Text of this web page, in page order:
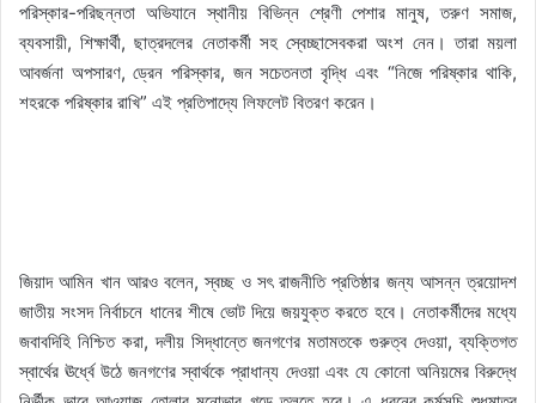
পরিস্কার-পরিছন্নতা অভিযানে স্থানীয় বিভিন্ন শ্রেণী পেশার মানুষ, তরুণ সমাজ,
ব্যবসায়ী, শিক্ষার্থী, ছাত্রদলের নেতাকর্মী সহ স্বেচ্ছাসেবকরা অংশ নেন। তারা ময়লা
আবর্জনা অপসারণ, ড্রেন পরিস্কার, জন সচেতনতা বৃদ্ধি এবং “নিজে পরিষ্কার থাকি,
শহরকে পরিষ্কার রাখি” এই প্রতিপাদ্যে লিফলেট বিতরণ করেন।
জিয়াদ আমিন খান আরও বলেন, স্বচ্ছ ও সৎ রাজনীতি প্রতিষ্ঠার জন্য আসন্ন ত্রয়োদশ
জাতীয় সংসদ নির্বাচনে ধানের শীষে ভোট দিয়ে জয়যুক্ত করতে হবে। নেতাকর্মীদের মধ্যে
জবাবদিহি নিশ্চিত করা, দলীয় সিদ্ধান্তে জনগণের মতামতকে গুরুত্ব দেওয়া, ব্যক্তিগত
স্বার্থের ঊর্ধ্বে উঠে জনগণের স্বার্থকে প্রাধান্য দেওয়া এবং যে কোনো অনিয়মের বিরুদ্ধে